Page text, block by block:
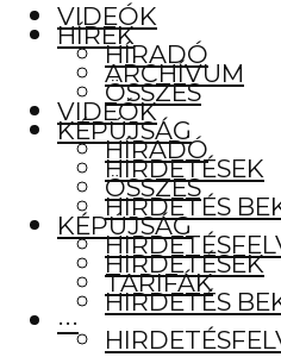
VIDEÓK
HÍRADÓ
ÖSSZES
KÉPÚJSÁG
HIRDETÉSEK
HIRDETÉS
TARIFÁK
···
HÍREK
ARCHÍVUM
VIDEÓK
HÍRADÓ
ÖSSZES
KÉPÚJSÁG
HIRDETÉSEK
HIRDETÉS